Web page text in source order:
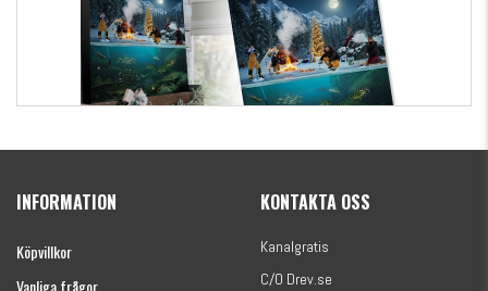
(julkalender)
INFORMATION
Köpvillkor
Vanliga frågor
KONTAKTA OSS
Kanalgratis
C/O Drev.se